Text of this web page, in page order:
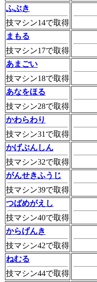
ふぶき
技マシン14で取得
まもる
技マシン17で取得
あまごい
技マシン18で取得
あなをほる
技マシン28で取得
かわらわり
技マシン31で取得
かげぶんしん
技マシン32で取得
がんせきふうじ
技マシン39で取得
つばめがえし
技マシン40で取得
からげんき
技マシン42で取得
ねむる
技マシン44で取得